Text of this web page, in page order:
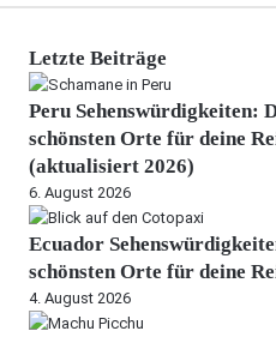
Letzte Beiträge
Peru Sehenswürdigkeiten:
schönsten Orte für deine
(aktualisiert 2026)
6. August 2026
Ecuador
schönsten Orte für deine
4. August 2026